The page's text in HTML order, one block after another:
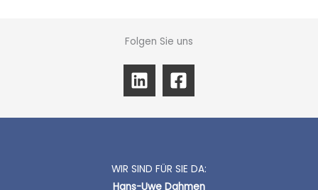
Folgen Sie uns
WIR SIND FÜR SIE DA:
Hans-Uwe Dahmen